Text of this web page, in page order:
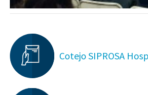
Cotejo SIPROSA